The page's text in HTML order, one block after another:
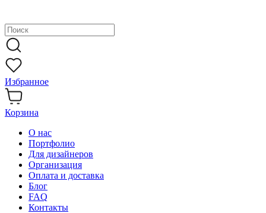
Избранное
Корзина
О нас
Портфолио
Для дизайнеров
Организация
Оплата и доставка
Блог
FAQ
Контакты